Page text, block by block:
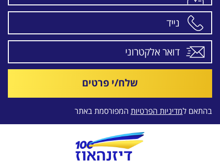
שלח/י פרטים
בהתאם למדיניות הפרטיות המפורסמת באתר